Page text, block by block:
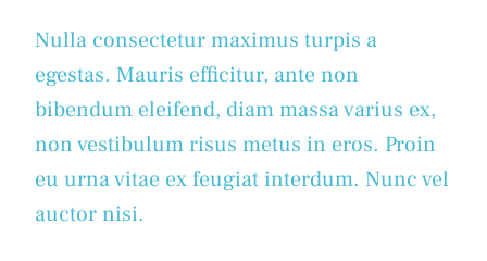
Nulla consectetur maximus turpis a
egestas. Mauris efficitur, ante non
bibendum eleifend, diam massa varius ex,
non vestibulum risus metus in eros. Proin
eu urna vitae ex feugiat interdum. Nunc vel
auctor nisi.